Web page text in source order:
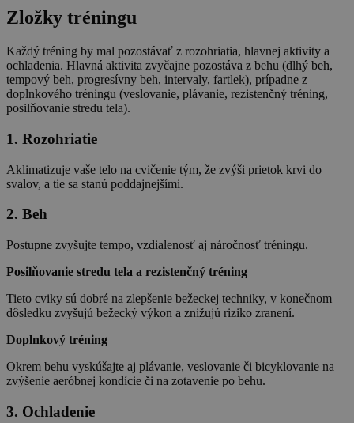
Zložky tréningu
Každý tréning by mal pozostávať z rozohriatia, hlavnej aktivity a
ochladenia. Hlavná aktivita zvyčajne pozostáva z behu (dlhý beh,
tempový beh, progresívny beh, intervaly, fartlek), prípadne z
doplnkového tréningu (veslovanie, plávanie, rezistenčný tréning,
posilňovanie stredu tela).
1. Rozohriatie
Aklimatizuje vaše telo na cvičenie tým, že zvýši prietok krvi do
svalov, a tie sa stanú poddajnejšími.
2. Beh
Postupne zvyšujte tempo, vzdialenosť aj náročnosť tréningu.
Posilňovanie stredu tela a rezistenčný tréning
Tieto cviky sú dobré na zlepšenie bežeckej techniky, v konečnom
dôsledku zvyšujú bežecký výkon a znižujú riziko zranení.
Doplnkový tréning
Okrem behu vyskúšajte aj plávanie, veslovanie či bicyklovanie na
zvýšenie aeróbnej kondície či na zotavenie po behu.
3. Ochladenie